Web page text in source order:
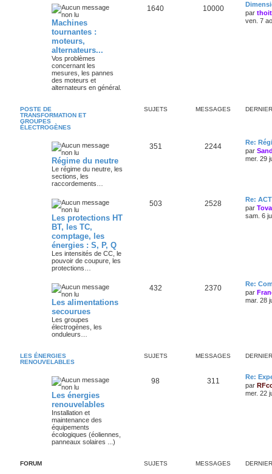
Machines
tournantes :
moteurs,
alternateurs...
Vos problèmes
concernant les
mesures, les pannes
des moteurs et
alternateurs en général.
1640 10000
par
ven. 7
POSTE DE
TRANSFORMATION ET
GROUPES
ÉLECTROGÈNES
SUJETS MESSAGES
Régime du neutre
Le régime du neutre, les
sections, les
raccordements…
351 2244
Re:
par
mer. 29
Les protections HT
BT, les TC,
comptage, les
énergies : S, P, Q
Les intensités de CC, le
pouvoir de coupure, les
protections…
503 2528
Re:
par
sam. 6
Les alimentations
secourues
Les groupes
électrogènes, les
onduleurs…
432 2370
Re:
par
mar. 28
LES ÉNERGIES
RENOUVELABLES
SUJETS MESSAGES
Les énergies
renouvelables
Installation et
maintenance des
équipements
écologiques (éoliennes,
panneaux solaires ...)
98 311
Re:
par
mer. 22
FORUM SUJETS MESSAGES